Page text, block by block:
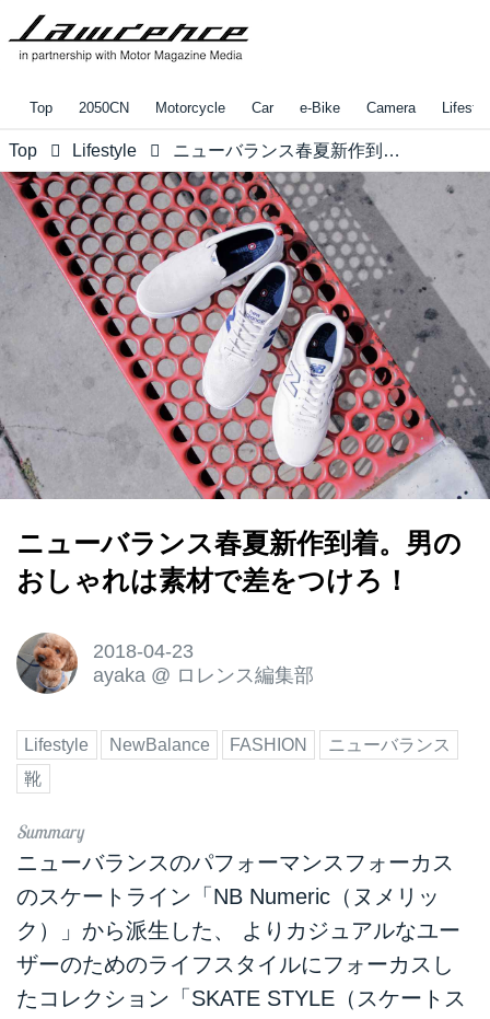
Top 2050CN Motorcycle Car e-Bike Camera
Top Lifestyle ニューバランス春夏新作到着。男のおしゃれは素材で差をつけろ！
ニューバランス春夏新作到着。男の
おしゃれは素材で差をつけろ！
2018-04-23
ayaka @ ロレンス編集部
Lifestyle NewBalance FASHION
ニューバランス
靴
ニューバランスのパフォーマンスフォーカス
のスケートライン「NB Numeric（ヌメリッ
ク）」から派生した、 よりカジュアルなユー
ザーのためのライフスタイルにフォーカスし
たコレクション「SKATE STYLE（スケートス